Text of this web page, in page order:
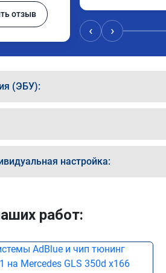
отзыв
‹ ›
(ЭБУ):
настройка:
работ: